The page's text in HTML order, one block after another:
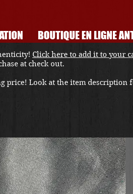
BOUTIQUE EN LIGNE
Click here to add it to your
at check out.
price! Look at the item description